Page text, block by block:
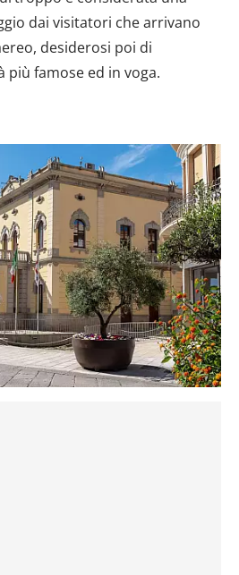
dai visitatori che arrivano
desiderosi poi di
più famose ed in voga.